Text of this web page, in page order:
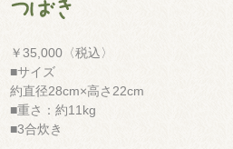
￥35,000〈税込〉
■サイズ
約直径28cm×高さ22cm
■重さ：約11kg
■3合炊き